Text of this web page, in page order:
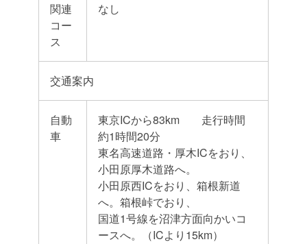
関連
コー
ス
なし
交通案内
自動
車
東京ICから83km 走行時間
約1時間20分
東名高速道路・厚木ICをおり、
小田原厚木道路へ。
小田原西ICをおり、箱根新道
へ。箱根峠でおり、
国道1号線を沼津方面向かいコ
ースへ。（ICより15km）